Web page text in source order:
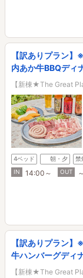
【訳ありプラン
内あか牛BBQディ
【新棟★The Great
4ベッド 朝・夕
禁
IN
14:00～ OUT
【訳ありプラン
牛ハンバーグディ
【新棟★The Great